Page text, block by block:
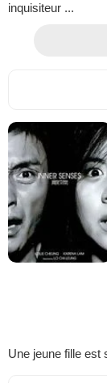
inquisiteur ...
Une jeune fille est